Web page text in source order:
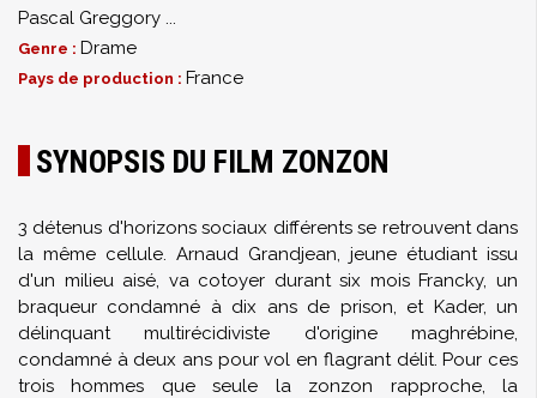
Pascal Greggory ...
Genre : Drame
Pays de production : France
SYNOPSIS DU FILM ZONZON
3 détenus d'horizons sociaux différents se retrouvent dans
la même cellule. Arnaud Grandjean, jeune étudiant issu
d'un milieu aisé, va cotoyer durant six mois Francky, un
braqueur condamné à dix ans de prison, et Kader, un
délinquant multirécidiviste d'origine maghrébine,
condamné à deux ans pour vol en flagrant délit. Pour ces
trois hommes que seule la zonzon rapproche, la